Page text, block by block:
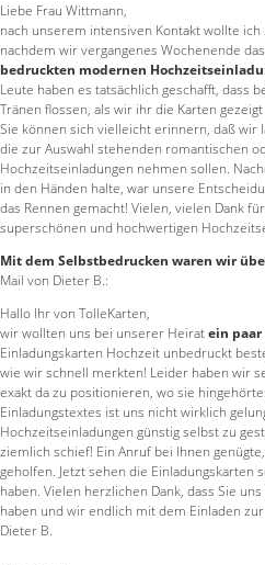
Liebe Frau Wittmann,
nach unserem intensiven Kontakt wollte
nachdem wir vergangenes Wochenende
bedruckten modernen
Leute haben es tatsächlich geschafft, dass
Tränen flossen, als wir ihr die Karten
Sie können sich vielleicht erinnern, daß wir
die zur Auswahl stehenden romantischen
Hochzeitseinladungen nehmen sollen.
in den Händen halte, war unsere
das Rennen gemacht! Vielen, vielen Dank
superschönen und hochwertigen
Mit dem Selbstbedrucken waren wir
Mail von Dieter B.:
Hallo Ihr von TolleKarten,
wir wollten uns bei unserer Heiratein paar
Einladungskarten Hochzeit unbedruckt
wie wir schnell merkten! Leider haben wir
exakt da zu positionieren, wo sie
Einladungstextes ist uns nicht wirklich
Hochzeitseinladungen günstig selbst zu
ziemlich schief! Ein Anruf bei Ihnen
geholfen. Jetzt sehen die Einladungskarten
haben. Vielen herzlichen Dank, dass Sie
haben und wir endlich mit dem Einladen
Dieter B.